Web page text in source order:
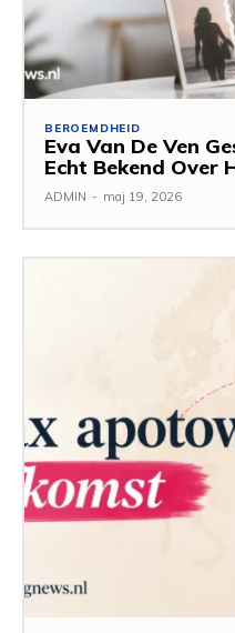
BEROEMDHEID
Eva Van De Ven
Echt Bekend Over
ADMIN - maj 19, 2026